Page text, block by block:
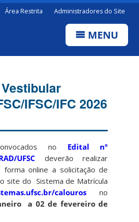
Área Restrita Administradores do Site
MENU
IFSC/IFC 2026
no Edital nº
UFSC deverão realizar
online a solicitação de
site do Sistema de Matrícula
calourosno
a 02 de fevereiro de